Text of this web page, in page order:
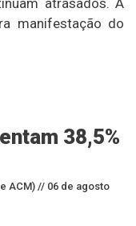
atrasados. A
manifestação do
38,5%
ACM) // 06 de agosto